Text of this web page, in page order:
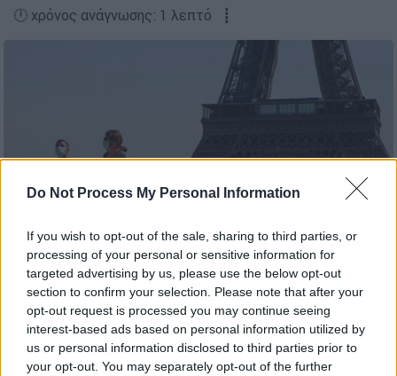
Do Not Process My Personal Information
If you wish to opt-out of the sale, sharing to third parties, or
processing of your personal or sensitive information for
targeted advertising by us, please use the below opt-out
section to confirm your selection. Please note that after your
opt-out request is processed you may continue seeing
interest-based ads based on personal information utilized by
us or personal information disclosed to third parties prior to
your opt-out. You may separately opt-out of the further
🕛 χρόνος ανάγνωσης: 1 λεπτό ┋
Associated Press
Προσθέστε το ΕΘΝΟΣ στη Google